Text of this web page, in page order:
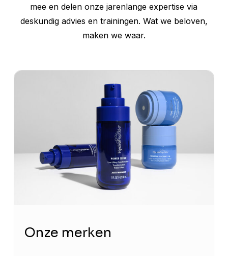
mee en delen onze jarenlange expertise via
deskundig advies en trainingen. Wat we beloven,
maken we waar.
Onze merken